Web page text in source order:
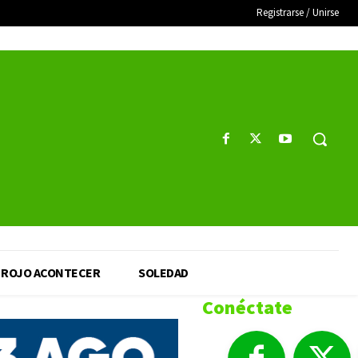
Registrarse / Unirse
ROJO ACONTECER SOLEDAD
Conéctate